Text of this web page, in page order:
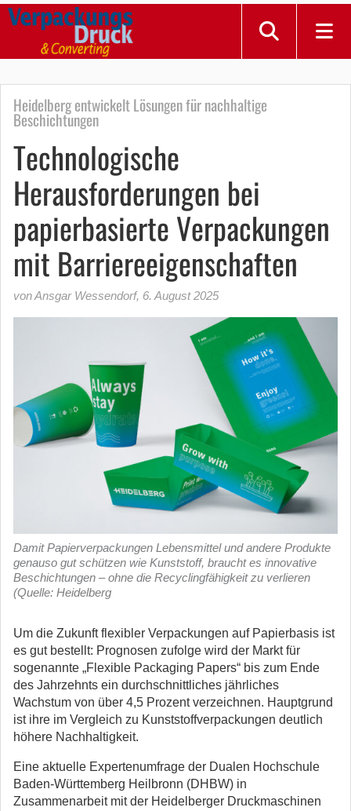
Heidelberg entwickelt Lösungen für nachhaltige
Beschichtungen
Technologische
Herausforderungen bei
papierbasierte Verpackungen
mit Barriereeigenschaften
von Ansgar Wessendorf, 6. August 2025
Damit Papierverpackungen Lebensmittel und andere Produkte
genauso gut schützen wie Kunststoff, braucht es innovative
Beschichtungen – ohne die Recyclingfähigkeit zu verlieren
(Quelle: Heidelberg
Um die Zukunft flexibler Verpackungen auf Papierbasis ist
es gut bestellt: Prognosen zufolge wird der Markt für
sogenannte „Flexible Packaging Papers“ bis zum Ende
des Jahrzehnts ein durchschnittliches jährliches
Wachstum von über 4,5 Prozent verzeichnen. Hauptgrund
ist ihre im Vergleich zu Kunststoffverpackungen deutlich
höhere Nachhaltigkeit.
Eine aktuelle Expertenumfrage der Dualen Hochschule
Baden-Württemberg Heilbronn (DHBW) in
Zusammenarbeit mit der Heidelberger Druckmaschinen